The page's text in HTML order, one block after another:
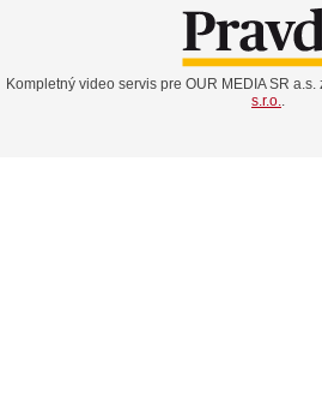
Kompletný video servis pre OUR MEDIA SR a.s.
s.r.o..